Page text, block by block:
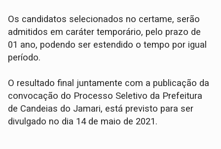
Os candidatos selecionados no certame, serão
admitidos em caráter temporário, pelo prazo de
01 ano, podendo ser estendido o tempo por igual
período.
O resultado final juntamente com a publicação da
convocação do Processo Seletivo da Prefeitura
de Candeias do Jamari, está previsto para ser
divulgado no dia 14 de maio de 2021.